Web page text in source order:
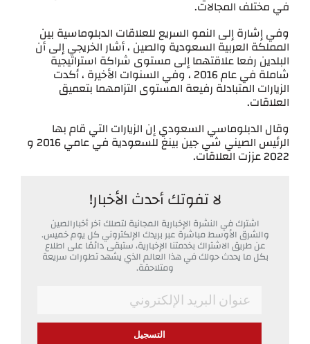
في مختلف المجالات.
وفي إشارة إلى النمو السريع للعلاقات الدبلوماسية بين
المملكة العربية السعودية والصين ، أشار الخريجي إلى أن
البلدين رفعا علاقتهما إلى مستوى شراكة استراتيجية
شاملة في عام 2016 ، وفي السنوات الأخيرة ، أكدت
الزيارات المتبادلة رفيعة المستوى التزامهما بتعميق
العلاقات.
وقال الدبلوماسي السعودي إن الزيارات التي قام بها
الرئيس الصيني شي جين بينغ للسعودية في عامي 2016 و
2022 عززت العلاقات.
لا تفوتك أحدث الأخبار!
اشترك في النشرة الإخبارية المجانية لتصلك آخر أخبارالصين
والشرق الأوسط مباشرة عبر بريدك الإلكتروني كل يوم خميس.
عن طريق الاشتراك بخدمتنا الإخبارية، ستبقى دائمًا على اطلاع
بكل ما يحدث حولك في هذا العالم الذي يشهد تطورات سريعة
ومتلاحقة.
*